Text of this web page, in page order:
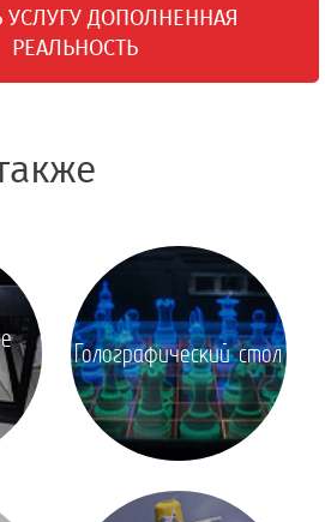
УСЛУГУ ДОПОЛНЕННАЯ
РЕАЛЬНОСТЬ
Голографический стол